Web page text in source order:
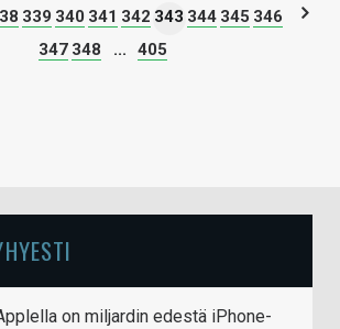
339 340 341 342 343 344 345 346
347 348 ... 405
on miljardin edestä iPhone-